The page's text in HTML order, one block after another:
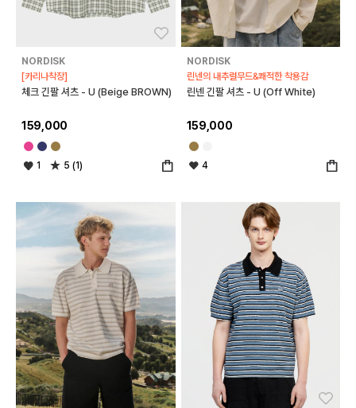
좋아요
NORDISK
[카리나착장]
체크 긴팔 셔츠 - U (Beige BROWN)
159,000
1 5 (1)
NORDISK
린넨의 내추럴무드&쾌적한 착용감
린넨 긴팔 셔츠 - U (Off White)
159,000
4
좋아요